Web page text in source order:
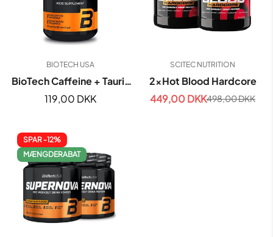
BIOTECH USA
BioTech Caffeine + Taurin
60Caps
Normal
119,00 DKK
SCITEC NUTRITION
2xHot Blood Hardcore
Udsalgspris
449,00 DKKNormal
498,00 DKK
MÆNGDERABAT
SPAR -12%